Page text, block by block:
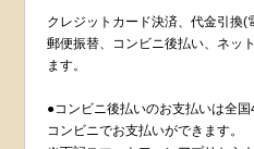
クレジットカード決済、代金引換(
郵便振替、コンビニ後払い、ネッ
ます。
●コンビニ後払いのお支払いは全
コンビニでお支払いができます。